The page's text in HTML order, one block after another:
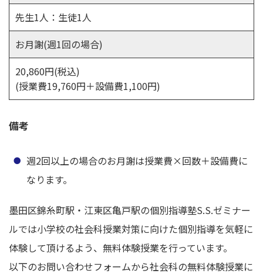
先生1人：生徒1人
お月謝(週1回の場合)
20,860円(税込)
(授業費19,760円＋設備費1,100円)
備考
週2回以上の場合のお月謝は授業費×回数＋設備費に
なります。
墨田区錦糸町駅・江東区亀戸駅の個別指導塾S.S.ゼミナー
ルでは小学校の社会科授業対策に向けた個別指導を気軽に
体験して頂けるよう、無料体験授業を行っています。
以下のお問い合わせフォームから社会科の無料体験授業に